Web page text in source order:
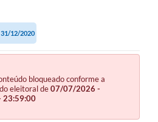
31/12/2020
bloqueado conforme a
eleitoral de07/07/2026 -
23:59:00